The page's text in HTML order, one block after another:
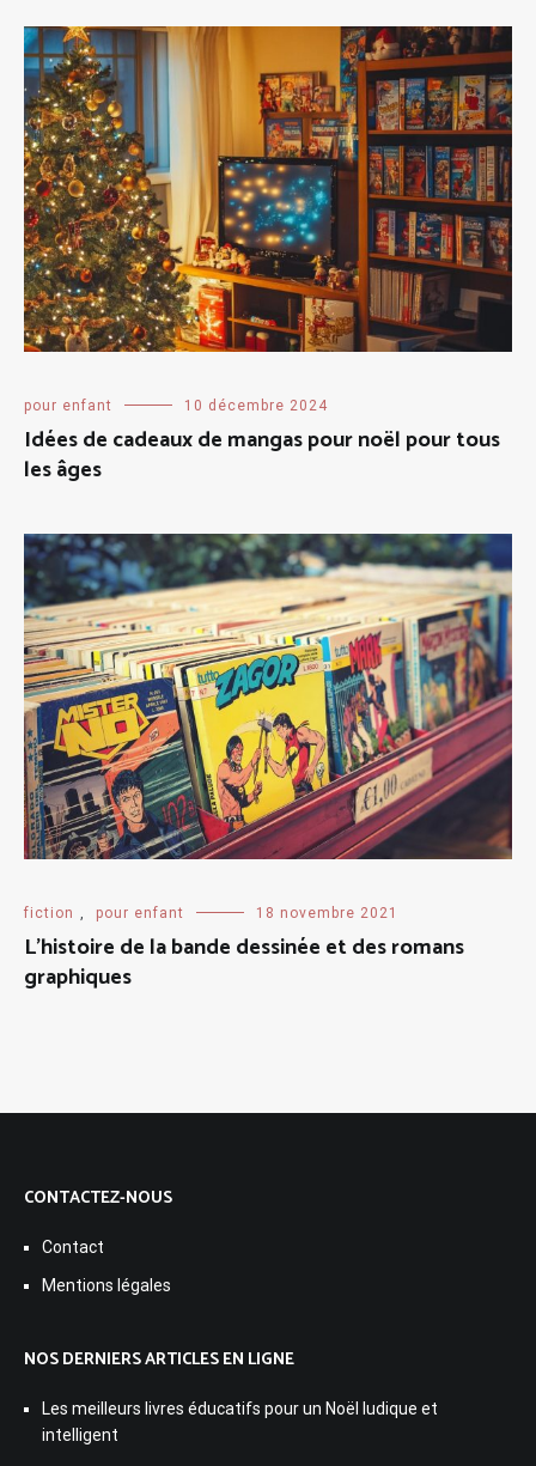
pour enfant 10 décembre 2024
Idées de cadeaux de mangas pour noël pour tous
les âges
fiction , pour enfant 18 novembre 2021
L’histoire de la bande dessinée et des romans
graphiques
CONTACTEZ-NOUS
Contact
Mentions légales
NOS DERNIERS ARTICLES EN LIGNE
Les meilleurs livres éducatifs pour un Noël ludique et
intelligent